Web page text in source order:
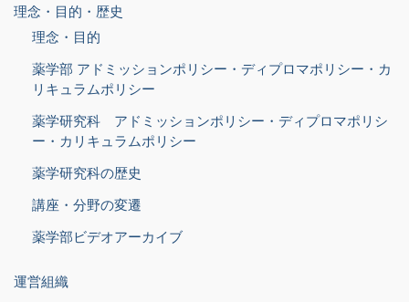
理念・目的・歴史
理念・目的
薬学部 アドミッションポリシー・ディプロマポリシー・カ
リキュラムポリシー
薬学研究科 アドミッションポリシー・ディプロマポリシ
ー・カリキュラムポリシー
薬学研究科の歴史
講座・分野の変遷
薬学部ビデオアーカイブ
運営組織